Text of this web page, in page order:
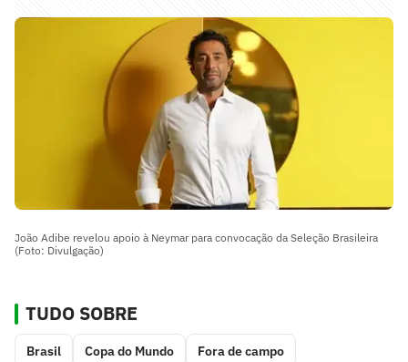
João Adibe revelou apoio à Neymar para convocação da Seleção Brasileira
(Foto: Divulgação)
TUDO SOBRE
Brasil Copa do Mundo Fora de campo